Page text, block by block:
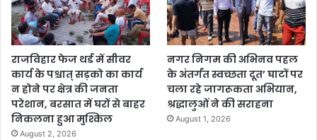
राजविहार फेज थर्ड में सीवर
कार्य के पश्चात् सड़को का कार्य
न होने पर क्षेत्र की जनता
परेशान, बरसात में घरों से बाहर
निकलना हुआ मुश्किल
August 2, 2026
नगर निगम की अभिनव पहल
के अंतर्गत स्वच्छता दूत’ घाटों पर
चला रहे जागरूकता अभियान,
श्रद्धालुओं ने की सराहना
August 1, 2026